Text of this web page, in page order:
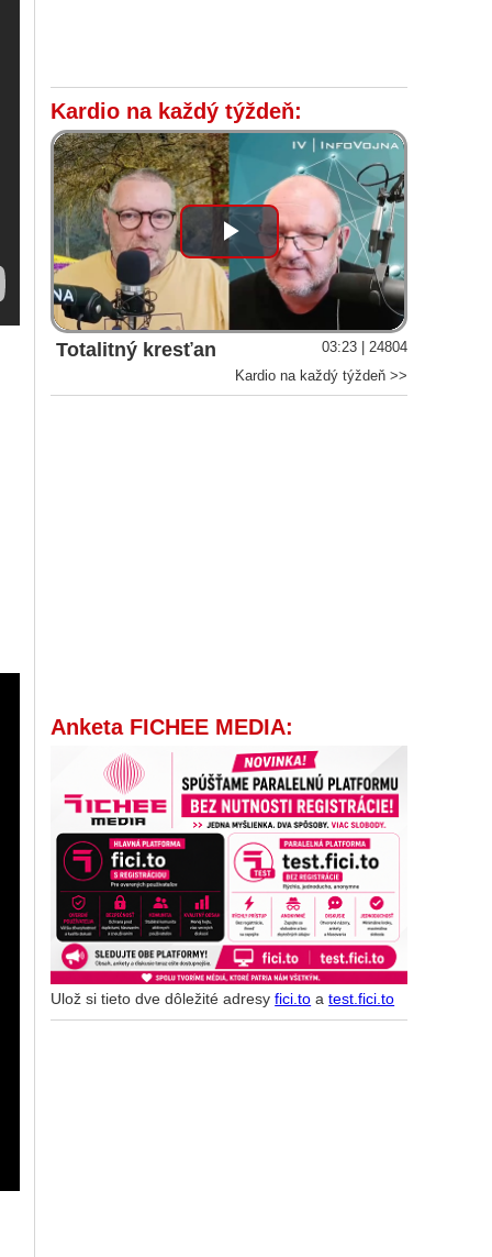
Kardio na každý týždeň:
Play
Video
Totalitný kresťan
03:23 | 24804
Kardio na každý týždeň >>
Anketa FICHEE MEDIA:
Ulož si tieto dve dôležité adresyfici.to atest.fici.to